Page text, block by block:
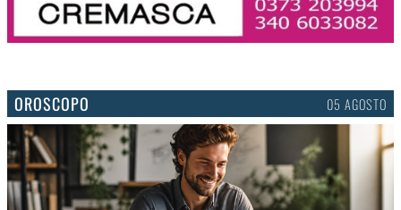
OROSCOPO 05 AGOSTO